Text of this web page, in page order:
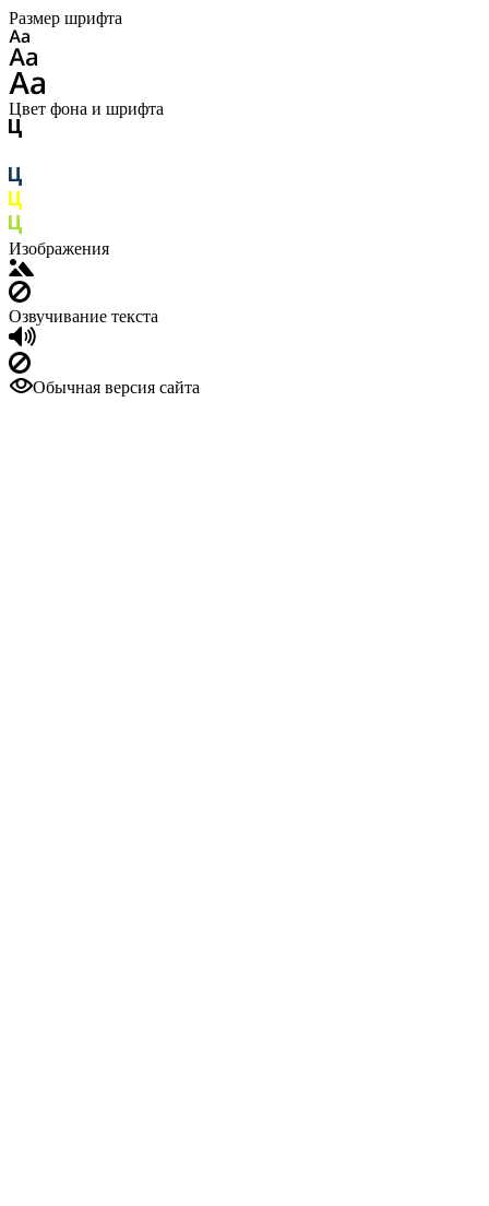
Размер шрифта
Цвет фона и шрифта
Изображения
Озвучивание текста
Обычная версия сайта